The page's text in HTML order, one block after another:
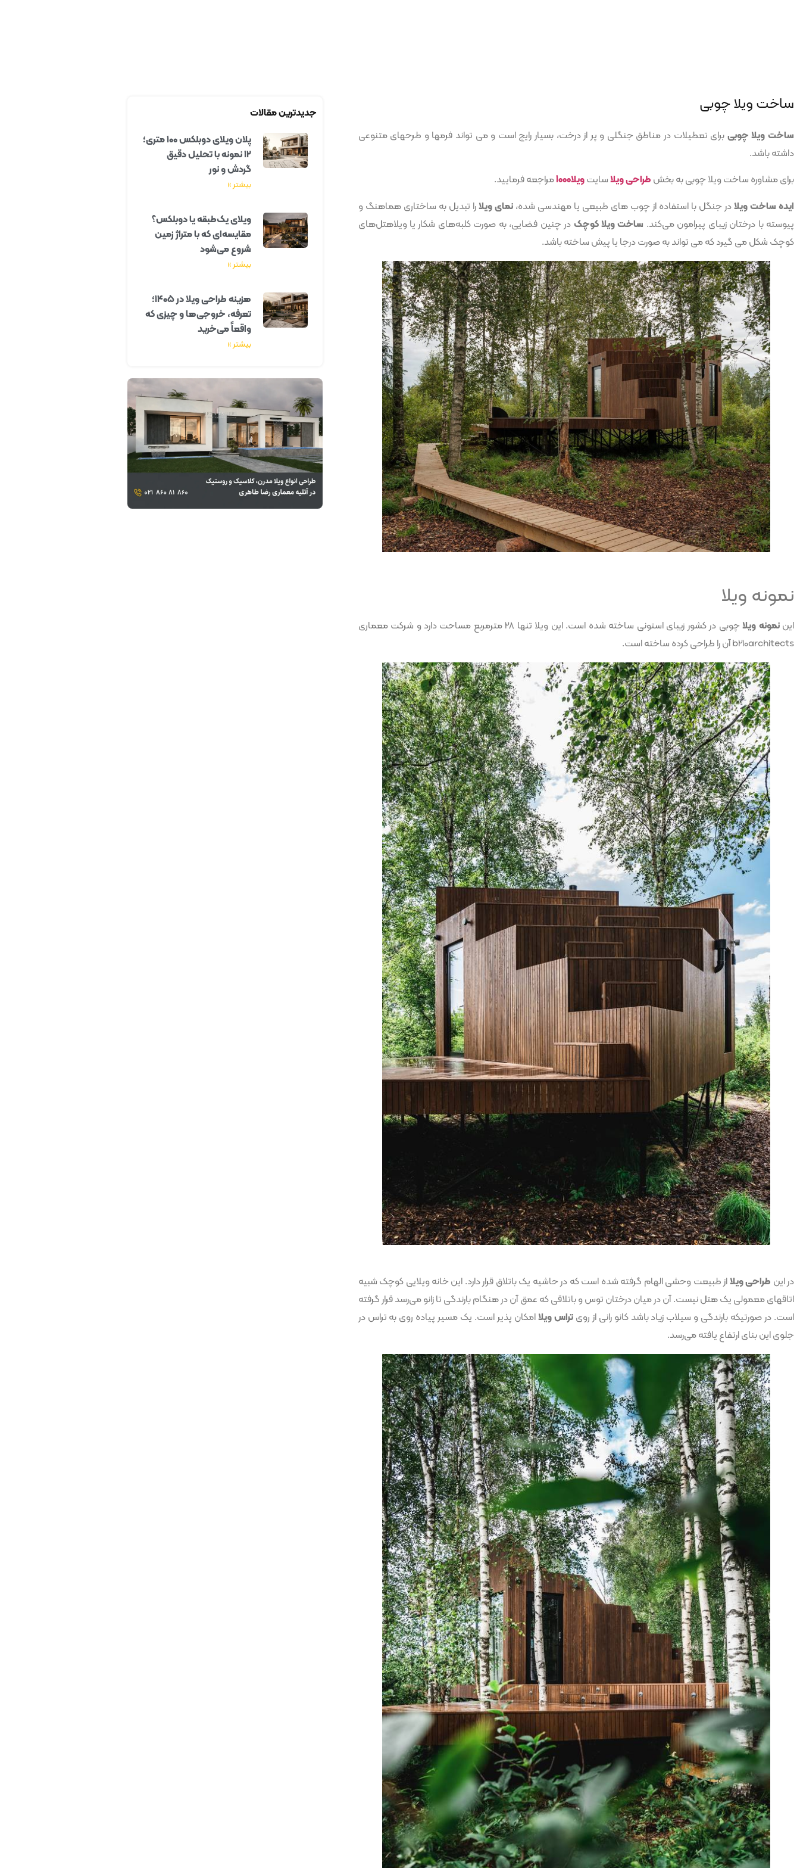
ساخت ویلا چوبی
ساخت ویلا چوبی برای تعطیلات در مناطق جنگلی و پر از درخت، بسیار رایج است و می تواند فرمها و طرحهای متنوعی
داشته باشد.
برای مشاوره ساخت ویلا چوبی به بخش طراحی ویلاسایتویلا1000
مراجعه فرمایید.
ایده ساخت ویلادر جنگل با استفاده از چوب های طبیعی یا مهندسی شده،نمای ویلارا تبدیل به ساختاری هماهنگ و
پیوسته با درختان زیبای پیرامون می‌کند. ساخت ویلا کوچک در چنین فضایی، به صورت کلبه‌های شکار یا ویلاهتل‌های
کوچک شکل می گیرد که می تواند به صورت درجا یا پیش ساخته باشد.
نمونه ویلا
ایننمونه ویلا
چوبی در کشور زیبای استونی ساخته شده است. این ویلا تنها 28 مترمربع مساحت دارد و شرکت معماری
b210architects آن را طراحی کرده ساخته است.
در این طراحی ویلااز طبیعت وحشی الهام گرفته شده است که در حاشیه یک باتلاق قرار دارد. این خانه ویلایی کوچک شبیه
اتاقهای معمولی یک هتل نیست. آن در میان درختان توس و باتلاقی که عمق آن در هنگام بارندگی تا زانو می‌رسد قرار گرفته
است. در صورتیکه بارندگی و سیلاب زیاد باشد کانو رانی از رویتراس ویلاامکان پذیر است. یک مسیر پیاده روی به تراس در
جلوی این بنای ارتفاع یافته می‌رسد.
جدیدترین مقالات
پلان ویلای دوبلکس ۱۰۰ متری؛
۱۲ نمونه با تحلیل دقیق
گردش و نور
بیشتر »
ویلای یک‌طبقه یا دوبلکس؟
مقایسه‌ای که با متراژ زمین
شروع می‌شود
بیشتر »
هزینه طراحی ویلا در ۱۴۰۵؛
تعرفه، خروجی‌ها و چیزی که
واقعاً می‌خرید
بیشتر »